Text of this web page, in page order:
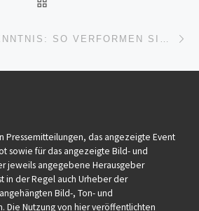
Pressemitteilungen, das angezeigte Event
sowie für das angezeigte Bild- und
jeweils angegebene Herausgeber
in der Regel auch Urheber der
Bild-, Ton- und
Die Nutzung von hier veröffentlichten